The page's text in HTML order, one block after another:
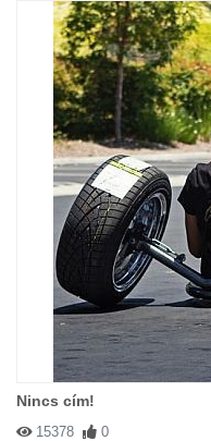
Nincs cím!
15378 0